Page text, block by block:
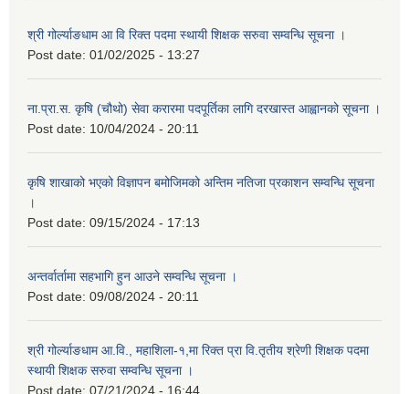
श्री गोर्ल्याङधाम आ वि रिक्त पदमा स्थायी शिक्षक सरुवा सम्वन्धि सूचना ।
Post date: 01/02/2025 - 13:27
ना.प्रा.स. कृषि (चौथो) सेवा करारमा पदपूर्तिका लागि दरखास्त आह्वानको सूचना ।
Post date: 10/04/2024 - 20:11
कृषि शाखाको भएको विज्ञापन बमोजिमको अन्तिम नतिजा प्रकाशन सम्वन्धि सूचना
।
Post date: 09/15/2024 - 17:13
अन्तर्वार्तामा सहभागि हुन आउने सम्वन्धि सूचना ।
Post date: 09/08/2024 - 20:11
श्री गोर्ल्याङधाम आ.वि., महाशिला-१,मा रिक्त प्रा वि.तृतीय श्रेणी शिक्षक पदमा
स्थायी शिक्षक सरुवा सम्वन्धि सूचना ।
Post date: 07/21/2024 - 16:44